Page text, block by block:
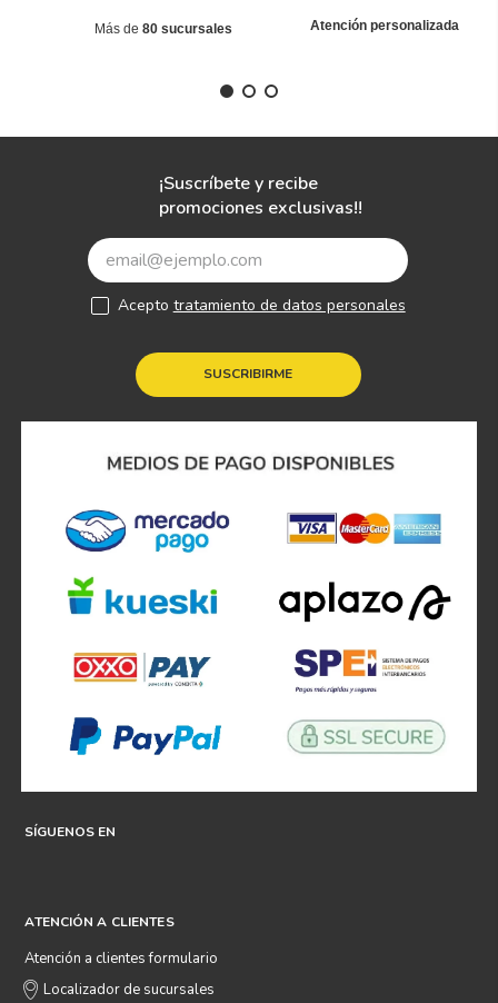
Más de 80 sucursales Atención personalizada
¡Suscríbete y recibe
promociones exclusivas!!
SUSCRIBIRME
Acepto tratamiento de datos personales
SÍGUENOS EN
ATENCIÓN A CLIENTES
Atención a clientes formulario
Localizador de sucursales